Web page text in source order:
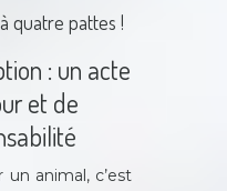
quatre pattes !
: un acte
et de
un animal, c’est